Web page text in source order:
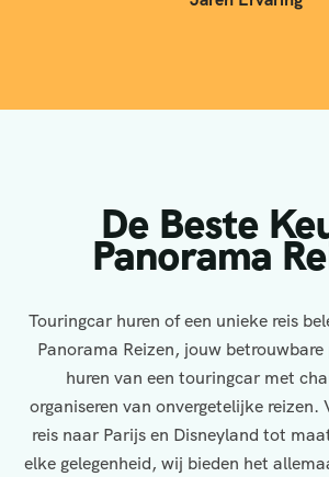
De Beste
Panorama
Touringcar huren of een unieke reis
Panorama Reizen, jouw
huren van een touringcar met
organiseren van onvergetelijke reizen.
reis naar Parijs en Disneyland tot
elke gelegenheid, wij bieden het